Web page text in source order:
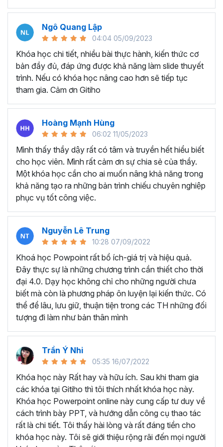
Tiết kiệm thời gian để tạo và thiết kế các bài thuyết
trình chất lượng cao
Tự tay tạo ra các game tương tác như đồng hồ đếm
ngược, nhìn bóng đoán ảnh, vòng quay may mắn, ai
là triệu phú
Những ưu đãi tuyệt vời mà chỉ có khóa học này mới
có:
Bộ cung cụ Islide, 100+ font chữ được đính kèm trong
khóa học mà Gitiho muốn gửi tặng sẽ giúp bạn nâng cao
70% hiệu suất thiết kế Slide. Tặng kèm 500+ Template
Slide chuyên nghiệp - ấn tượng sẽ giúp bạn tùy chỉnh
Slide một cách nhanh nhất.
Các câu hỏi học viên thường
hỏi về về khóa học
Powerpoint của Gitiho
Microsoft Powerpoint là gì?
Powerpoint là một trong những ông cụ nằm trong bộ phần
mềm tin học văn phòng của Microsoft Office, đây là công
cụ trình chiếu Slide quan trọng hàng đầu nên biết hiện nay.
Trong tất cả các lĩnh vực việc tạo ra các bài thuyết trình
đẹp mắt và cuốn hút là vô cùng hiệu quả để truyền đạt
các ý tưởng tới người nghe. Powerpoint là một công cụ có
khả năng làm việc đó, công cụ này kết hợp các nội dung
văn bản, hình ảnh, video và các hiệu ứng cuốn hút giúp
bạn truyền tải các thông tin, dữ liệu báo cáo một cách hấp
dẫn.
Nghề nghiệp nào thì nên học thiết kế slide?
Bất cứ ai cần trình bày dữ liệu một cách dễ hiểu và cuốn
hút cho người khác đều được hưởng lợi từ các kỹ năng
Powerpoint học được. Ví dụ như bạn là lập trình viên cần
Powerpoint để trình bày việc phát triển một ứng dụng,
quản lý bệnh viện cần các bài thuyết trình để phác thảo
Ngô Quang Lập
04:04 05/09/2023
Khóa học chi tiết, nhiều bài thực hành, kiến thức cơ
bản đầy đủ, đáp ứng được khả năng làm slide thuyết
trình. Nếu có khóa học nâng cao hơn sẽ tiếp tục
tham gia. Cảm ơn Gitiho
Hoàng Mạnh Hùng
06:02 11/05/2023
Mình thấy thầy dậy rất có tâm và truyền hết hiểu biết
cho học viên. Mình rất cảm ơn sự chia sẻ của thầy.
Một khóa học cần cho ai muốn nâng khả năng trong
khả năng tạo ra những bản trình chiếu chuyên nghiệp
phục vụ tốt công việc.
Nguyễn Lê Trung
10:28 07/09/2022
Khoá học Powpoint rất bổ ích-giá trị và hiệu quả.
Đây thực sự là những chương trình cần thiết cho thời
đại 4.0. Dạy học không chỉ cho những người chưa
biết mà còn là phương pháp ôn luyện lại kiến thức. Có
thể để lâu, lưu giữ, thuận tiện trong các TH những đối
tượng đi làm như bản thân mình
Trần Ý Nhi
05:35 16/07/2022
Khóa học này Rất hay và hữu ích. Sau khi tham gia
các khóa tại Gitiho thì tôi thích nhất khóa học này.
Khóa học Powerpoint online này cung cấp tư duy về
cách trình bày PPT, và hướng dẫn công cụ thao tác
rất là chi tiết. Tôi thấy hài lòng và rất đáng tiền cho
khóa học này. Tôi sẽ giới thiệu rộng rãi đến mọi người